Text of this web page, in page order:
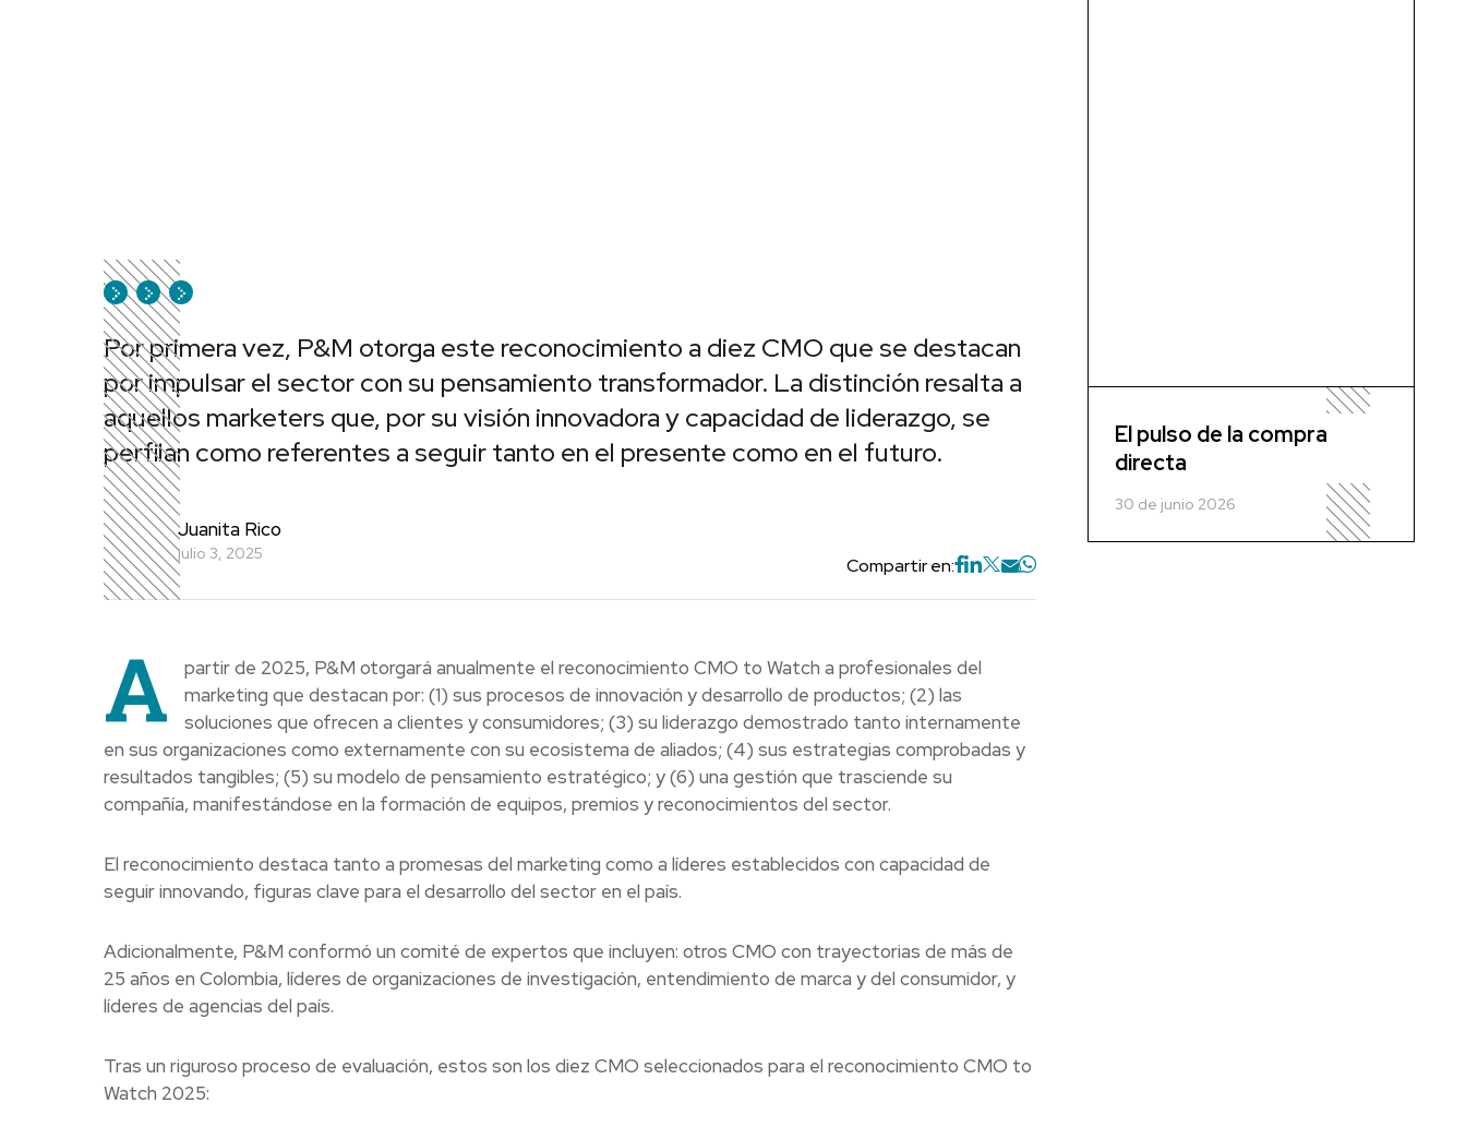
Por primera vez, P&M otorga este reconocimiento a diez CMO que se destacan
por impulsar el sector con su pensamiento transformador. La distinción resalta a
aquellos marketers que, por su visión innovadora y capacidad de liderazgo, se
perfilan como referentes a seguir tanto en el presente como en el futuro.
Juanita Rico
julio 3, 2025
Compartir en:
A
partir de 2025, P&M otorgará anualmente el reconocimiento CMO to Watch a profesionales del
marketing que destacan por: (1) sus procesos de innovación y desarrollo de productos; (2) las
soluciones que ofrecen a clientes y consumidores; (3) su liderazgo demostrado tanto internamente
en sus organizaciones como externamente con su ecosistema de aliados; (4) sus estrategias comprobadas y
resultados tangibles; (5) su modelo de pensamiento estratégico; y (6) una gestión que trasciende su
compañía, manifestándose en la formación de equipos, premios y reconocimientos del sector.
El reconocimiento destaca tanto a promesas del marketing como a líderes establecidos con capacidad de
seguir innovando, figuras clave para el desarrollo del sector en el país.
Adicionalmente, P&M conformó un comité de expertos que incluyen: otros CMO con trayectorias de más de
25 años en Colombia, líderes de organizaciones de investigación, entendimiento de marca y del consumidor, y
líderes de agencias del país.
Tras un riguroso proceso de evaluación, estos son los diez CMO seleccionados para el reconocimiento CMO to
Watch 2025:
El pulso de la compra
directa
30 de junio 2026